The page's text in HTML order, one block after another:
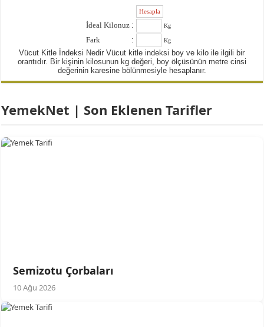
İdeal Kilonuz : Kg
Fark : Kg
Vücut Kitle İndeksi Nedir Vücut kitle indeksi boy ve kilo ile ilgili bir
orantıdır. Bir kişinin kilosunun kg değeri, boy ölçüsünün metre cinsi
değerinin karesine bölünmesiyle hesaplanır.
YemekNet | Son Eklenen Tarifler
Semizotu Çorbaları
10 Ağu 2026